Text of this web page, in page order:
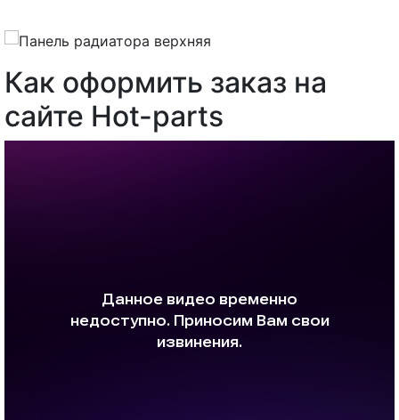
Как оформить заказ на
сайте Hot-parts